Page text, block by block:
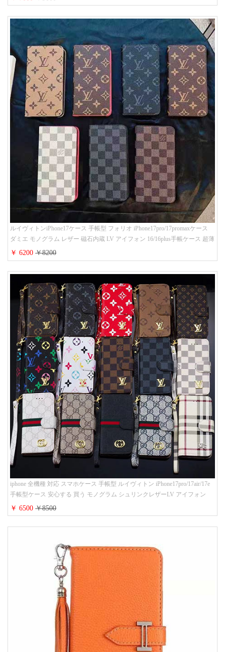
め
ルイヴィトンiPhone17ケース 手帳型 フォリオ iPhone17pro/17promaxケース
ダミエ モノグラム レザー 磁石内蔵 LV アイフォン 16/16plus手帳ケース 超薄
ビジネス風 メンズ レディース おしゃれ ブランドiphone15/14/13手帳型スマ
ホケース お 揃い
￥ 6200￥8200
iphone 全機種 対応 スマホケース 手帳型 ルイヴィトン iPhone17pro/17air/17e
手帳型ケース 安心する 買う モノグラム シュリンクレザーLV アイフォン
16/16promaxスマホケース 手帳 多機能 グッチiphone15pro/14/13携帯ケース 大
人 レディース メンズ ストラップ付き
￥ 6500￥8500